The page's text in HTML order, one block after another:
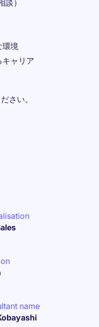
）
環境
ャリア
さい。
name